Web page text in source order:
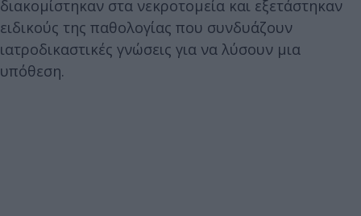
διακομίστηκαν στα νεκροτομεία και εξετάστηκαν
ειδικούς της παθολογίας που συνδυάζουν
ιατροδικαστικές γνώσεις για να λύσουν μια
υπόθεση.